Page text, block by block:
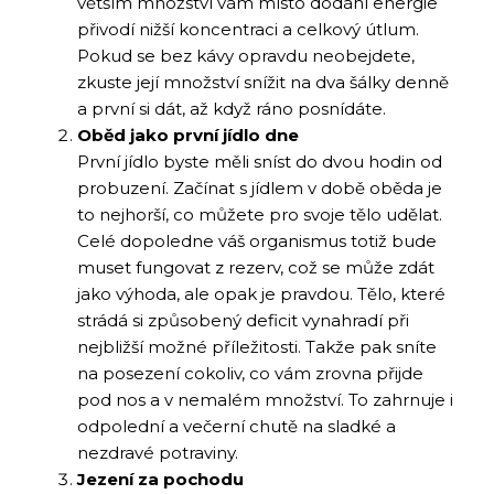
přivodí nižší koncentraci a celkový útlum.
Pokud se bez kávy opravdu neobejdete,
zkuste její množství snížit na dva šálky denně
a první si dát, až když ráno posnídáte.
Oběd jako první jídlo dne
První jídlo byste měli sníst do dvou hodin od
probuzení. Začínat s jídlem v době oběda je
to nejhorší, co můžete pro svoje tělo udělat.
Celé dopoledne váš organismus totiž bude
muset fungovat z rezerv, což se může zdát
jako výhoda, ale opak je pravdou. Tělo, které
strádá si způsobený deficit vynahradí při
nejbližší možné příležitosti. Takže pak sníte
na posezení cokoliv, co vám zrovna přijde
pod nos a v nemalém množství. To zahrnuje i
odpolední a večerní chutě na sladké a
nezdravé potraviny.
Jezení za pochodu